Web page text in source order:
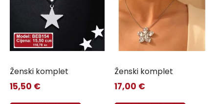
Ženski komplet
15,50 €
Ženski komplet
17,00 €